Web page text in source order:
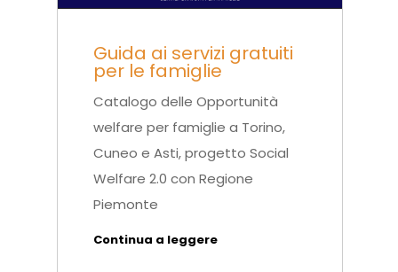
Guida ai servizi gratuiti
per le famiglie
Catalogo delle Opportunità
welfare per famiglie a Torino,
Cuneo e Asti, progetto Social
Welfare 2.0 con Regione
Piemonte
Continua a leggere